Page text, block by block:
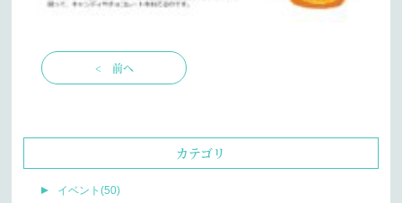
< 前へ
カテゴリ
イベント(50)